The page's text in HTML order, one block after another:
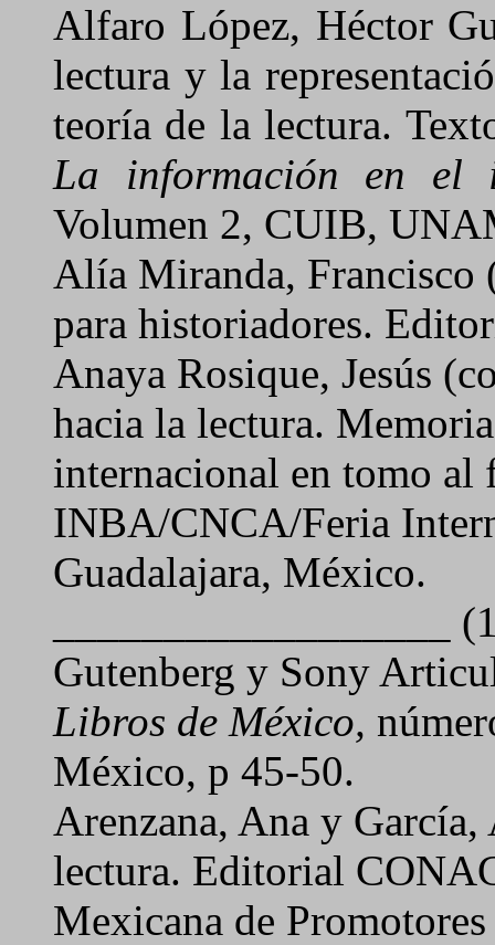
Alfaro López, Héctor
lectura y la
teoría de la lectura.
La
información en el
Volumen 2, CUIB,
Alía Miranda, Francisco
para historiadores.
Anaya Rosique, Jesús
hacia la lectura.
internacional en tomo al
INBA/CNCA/Feria
Guadalajara, México.
__________________
Gutenberg y Sony
Libros de México,
México, p 45-50.
Arenzana, Ana y García,
lectura. Editorial
Mexicana de